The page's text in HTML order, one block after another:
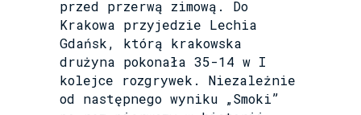
przed przerwą zimową. Do
Krakowa przyjedzie Lechia
Gdańsk, którą krakowska
drużyna pokonała 35-14 w I
kolejce rozgrywek. Niezależnie
od następnego wyniku „Smoki”